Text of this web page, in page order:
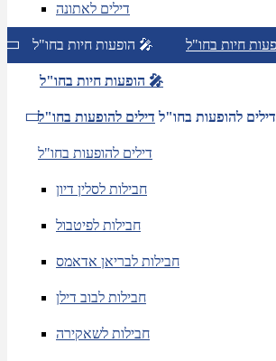
דילים לאתונה
הופעות חיות בחו"ל 🎤
הופעות חיות בחו"ל 🎤
דילים להופעות בחו"ל דילים להופעות בחו"ל
דילים להופעות בחו"ל
חבילות לסלין דיון
חבילות לפיטבול
חבילות לבריאן אדאמס
חבילות לבוב דילן
חבילות לשאקירה